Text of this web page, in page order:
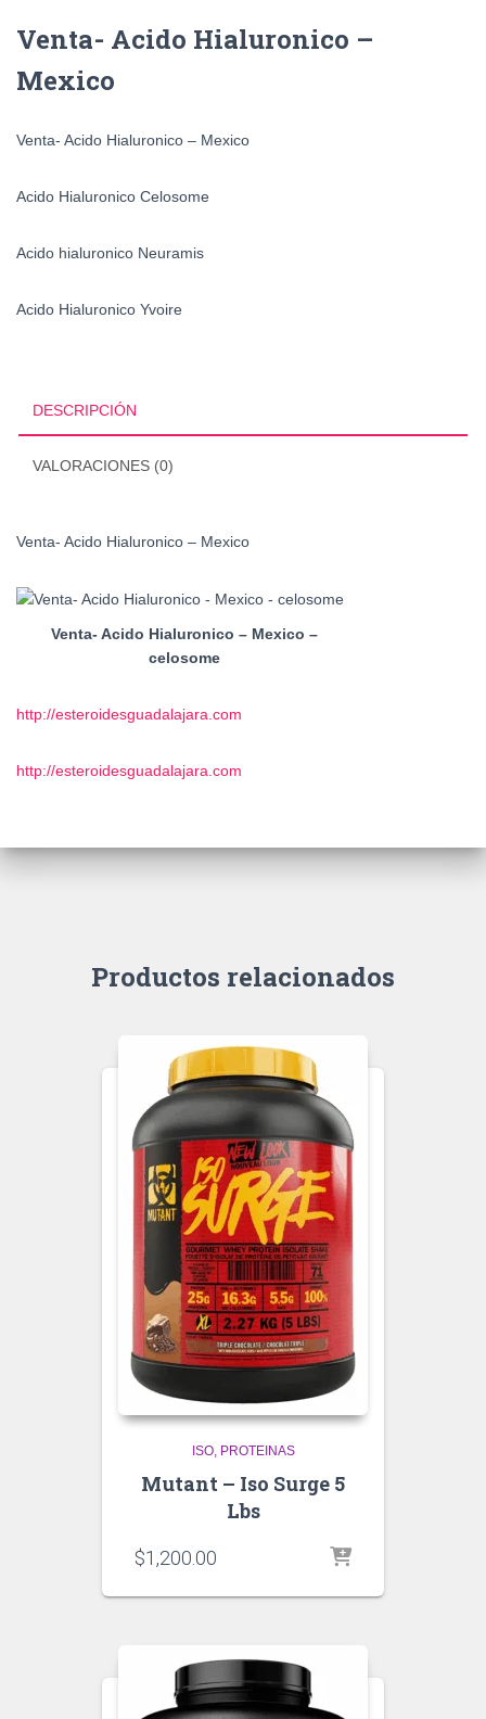
Venta- Acido Hialuronico –
Mexico
Venta- Acido Hialuronico – Mexico
Acido Hialuronico Celosome
Acido hialuronico Neuramis
Acido Hialuronico Yvoire
DESCRIPCIÓN
VALORACIONES (0)
Venta- Acido Hialuronico – Mexico
Venta- Acido Hialuronico – Mexico –
celosome
http://esteroidesguadalajara.com
http://esteroidesguadalajara.com
Productos relacionados
ISO PROTEINAS
Mutant – Iso Surge 5
Lbs
$1,200.00